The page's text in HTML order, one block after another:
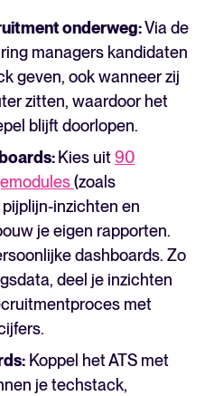
onderweg:Via de
managers kandidaten
geven, ook wanneer zij
zitten, waardoor het
blijft doorlopen.
Kies uit90
(zoals
inzichten en
je eigen rapporten.
dashboards. Zo
deel je inzichten
met
Koppel het ATS met
je techstack,